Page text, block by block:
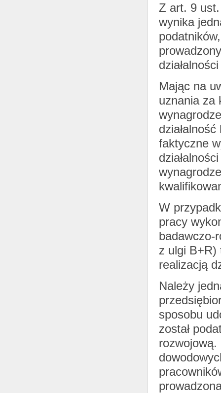
Z art. 9
wynika
Mając na
uznania za
faktyczne
W
pracy
badawczo-
z ulgi B+R)
realizacją
Należy
sposobu
został